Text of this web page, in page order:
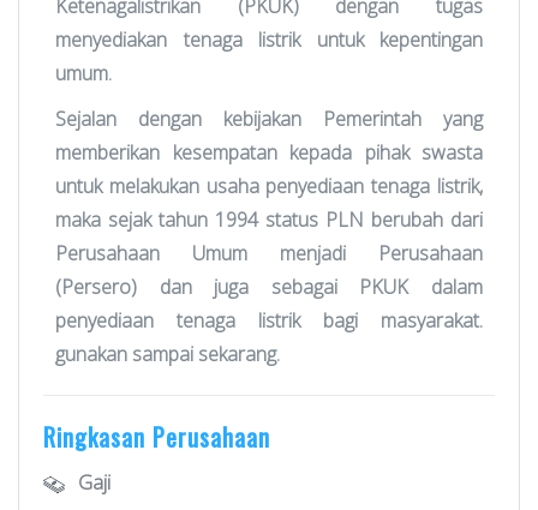
Ketenagalistrikan (PKUK) dengan tugas
menyediakan tenaga listrik untuk kepentingan
umum.
Sejalan dengan kebijakan Pemerintah yang
memberikan kesempatan kepada pihak swasta
untuk melakukan usaha penyediaan tenaga listrik,
maka sejak tahun 1994 status PLN berubah dari
Perusahaan Umum menjadi Perusahaan
(Persero) dan juga sebagai PKUK dalam
penyediaan tenaga listrik bagi masyarakat.
gunakan sampai sekarang.
Ringkasan Perusahaan
Gaji